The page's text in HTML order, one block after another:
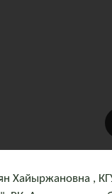
Хайыржановна ,